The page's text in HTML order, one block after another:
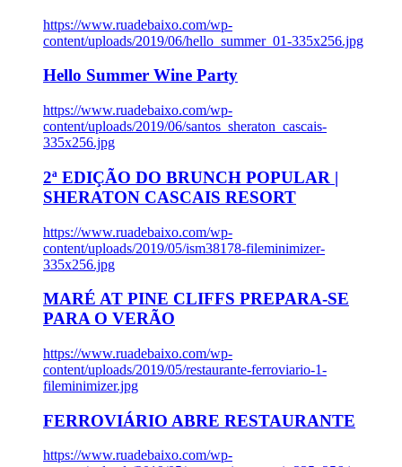
https://www.ruadebaixo.com/wp-
content/uploads/2019/06/hello_summer_01-335x256.jpg
Hello Summer Wine Party
https://www.ruadebaixo.com/wp-
content/uploads/2019/06/santos_sheraton_cascais-
335x256.jpg
2ª EDIÇÃO DO BRUNCH POPULAR |
SHERATON CASCAIS RESORT
https://www.ruadebaixo.com/wp-
content/uploads/2019/05/ism38178-fileminimizer-
335x256.jpg
MARÉ AT PINE CLIFFS PREPARA-SE
PARA O VERÃO
https://www.ruadebaixo.com/wp-
content/uploads/2019/05/restaurante-ferroviario-1-
fileminimizer.jpg
FERROVIÁRIO ABRE RESTAURANTE
https://www.ruadebaixo.com/wp-